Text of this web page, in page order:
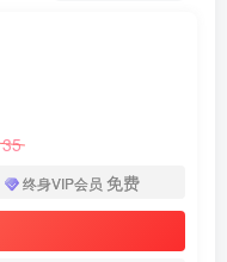
35
终身VIP会员 免费